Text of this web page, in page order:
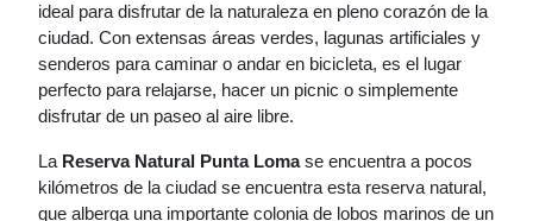
ideal para disfrutar de la naturaleza en pleno corazón de la
ciudad. Con extensas áreas verdes, lagunas artificiales y
senderos para caminar o andar en bicicleta, es el lugar
perfecto para relajarse, hacer un picnic o simplemente
disfrutar de un paseo al aire libre.
La Reserva Natural Punta Lomase encuentra a pocos
kilómetros de la ciudad se encuentra esta reserva natural,
que alberga una importante colonia de lobos marinos de un